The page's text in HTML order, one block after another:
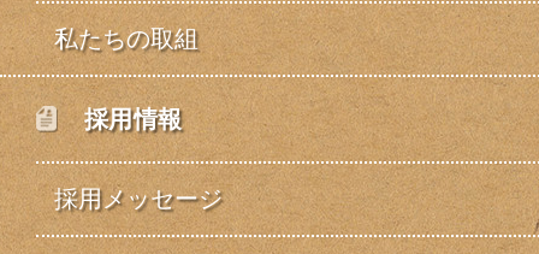
私たちの取組
採用情報
採用メッセージ